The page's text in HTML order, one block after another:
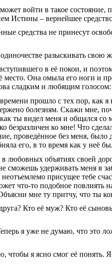
войти в такое состояние,
Истины – вернейшее
средства не принесут
разыскивать
в её покои, и
место. Она омыла его ноги и
сладким и любящим голосом:
прошло с тех пор, как я
болезням. Скажи мне,
ты видел меня и общался со
безразличен ко мне! Что
проведённое без меня, было
его, в то время как у неё
в любовных объятиях своей
сможешь удерживать меня в
присущее тебе
что-то подобное повлиять
мне ту притчу, что ты
Кто её муж? Кто её
я уже не думаю, что это
чтобы я ясно смог её понять.